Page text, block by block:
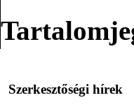
Szerkesztőségi hírek